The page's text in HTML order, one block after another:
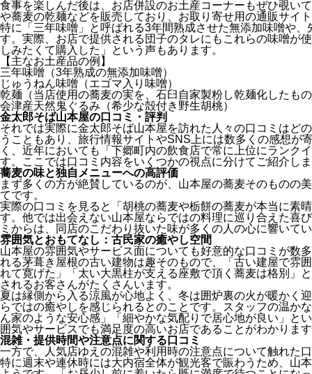
食事を楽しんだ後は、お店併設のお土産コーナーもぜひ覗い
や蕎麦の乾麺などを販売しており、お取り寄せ用の通販サイ
特に「三年味噌」と呼ばれる3年間熟成させた無添加味噌や
す。実際、お店で提供される団子のタレにもこれらの味噌が
しみたくて購入した」という声もあります。
【主なお土産品の例】
三年味噌（3年熟成の無添加味噌）
じゅうねん味噌（エゴマ入り味噌）
乾麺（当店使用の蕎麦の実を、石臼自家製粉し乾麺化したも
会津産天然鬼ぐるみ（希少な殻付き野生胡桃）
金太郎そば山本屋の口コミ・評判
それでは実際に金太郎そば山本屋を訪れた人々の口コミはど
うこともあり、旅行情報サイトやSNS上には数多くの感想が
く、近年においても「下郷町内の飲食店で常に上位にランク
す。ここでは口コミ内容をいくつかの視点に分けてご紹介し
蕎麦の味と独自メニューへの高評価
まず多くの方が絶賛しているのが、山本屋の蕎麦そのものの
てです。
実際の口コミを見ると「胡桃の蕎麦や栃餅の蕎麦が本当に素
す。他では出会えない山本屋ならではの料理に巡り合えた喜
ミからは、同店のこだわり抜いた味が多くの人の心に響いて
雰囲気とおもてなし：古民家の癒やし空間
山本屋の雰囲気やサービス面についても好意的な口コミが数
れる茅葺き屋根の古い建物は趣そのもので、「古い建屋で雰
れて寛げた」「太い大黒柱が支える座敷で頂く蕎麦は格別」
されるお客さんがたくさんいます。
夏は縁側から入る涼風が心地よく、冬は囲炉裏の火が暖かく
らではの癒やしを感じられるとのことです。スタッフの温か
ん家のような安心感」「細やかな気配りで居心地が良い」と
囲気やサービスでも満足度の高いお店であることがわかりま
混雑・提供時間や注意点に関する口コミ
一方で、人気店ゆえの混雑や利用時の注意点について触れた
特に週末や連休時には大内宿全体が観光客で賑わうため、山